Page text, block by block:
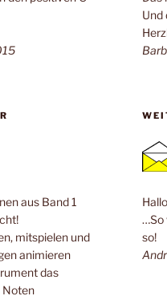
aus Band 1
mitspielen und
animieren
das
Noten
Und
…So
so!